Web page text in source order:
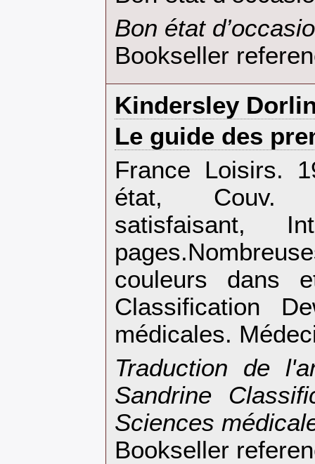
‎Bon état
Bookseller
‎Kindersley
‎Le guide des
‎France Loisirs.
état, Couv.
satisfaisant,
couleurs
Classification
médicales.
‎Traduction de
Sandrine
Sciences
Bookseller